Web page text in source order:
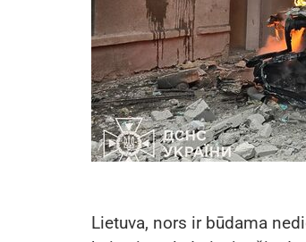
Lietuva, nors ir būdama